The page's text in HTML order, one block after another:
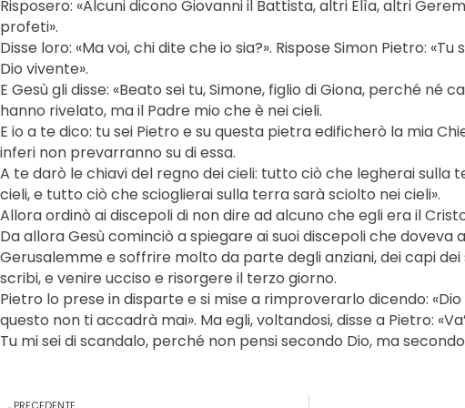
Risposero: «Alcuni dicono Giovanni il Battista, altri Elìa, altri
profeti».
Disse loro: «Ma voi, chi dite che io sia?». Rispose Simon Pietro: «Tu
Dio vivente».
E Gesù gli disse: «Beato sei tu, Simone, figlio di Giona, perché né
hanno rivelato, ma il Padre mio che è nei cieli.
E io a te dico: tu sei Pietro e su questa pietra edificherò la mia
inferi non prevarranno su di essa.
A te darò le chiavi del regno dei cieli: tutto ciò che legherai sulla
cieli, e tutto ciò che scioglierai sulla terra sarà sciolto nei cieli».
Allora ordinò ai discepoli di non dire ad alcuno che egli era il
Da allora Gesù cominciò a spiegare ai suoi discepoli che doveva
Gerusalemme e soffrire molto da parte degli anziani, dei capi
scribi, e venire ucciso e risorgere il terzo giorno.
Pietro lo prese in disparte e si mise a rimproverarlo dicendo: «Dio
questo non ti accadrà mai». Ma egli, voltandosi, disse a Pietro:
Tu mi sei di scandalo, perché non pensi secondo Dio, ma secondo